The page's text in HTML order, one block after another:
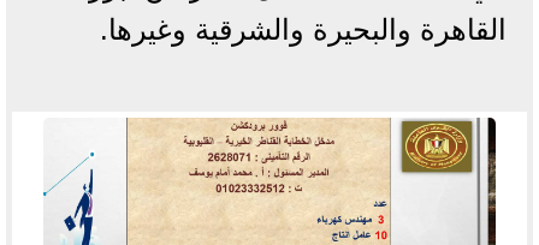
القاهرة والبحيرة والشرقية وغيرها.